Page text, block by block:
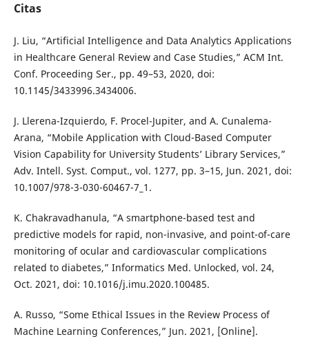
Citas
J. Liu, “Artificial Intelligence and Data Analytics Applications
in Healthcare General Review and Case Studies,” ACM Int.
Conf. Proceeding Ser., pp. 49–53, 2020, doi:
10.1145/3433996.3434006.
J. Llerena-Izquierdo, F. Procel-Jupiter, and A. Cunalema-
Arana, “Mobile Application with Cloud-Based Computer
Vision Capability for University Students’ Library Services,”
Adv. Intell. Syst. Comput., vol. 1277, pp. 3–15, Jun. 2021, doi:
10.1007/978-3-030-60467-7_1.
K. Chakravadhanula, “A smartphone-based test and
predictive models for rapid, non-invasive, and point-of-care
monitoring of ocular and cardiovascular complications
related to diabetes,” Informatics Med. Unlocked, vol. 24,
Oct. 2021, doi: 10.1016/j.imu.2020.100485.
A. Russo, “Some Ethical Issues in the Review Process of
Machine Learning Conferences,” Jun. 2021, [Online].